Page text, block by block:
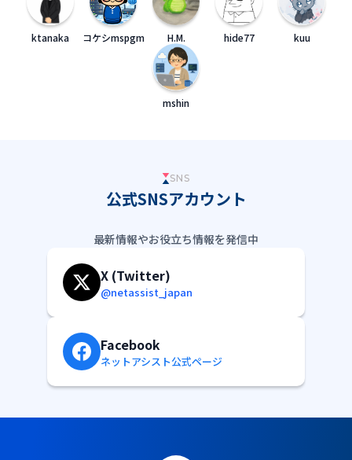
ktanaka コケシmspgm H.M. hide77 kuu
mshin
SNS
公式SNSアカウント
最新情報やお役立ち情報を発信中
X (Twitter)
@netassist_japan
Facebook
ネットアシスト公式ページ